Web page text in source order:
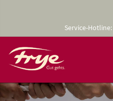
Service-Hotline: